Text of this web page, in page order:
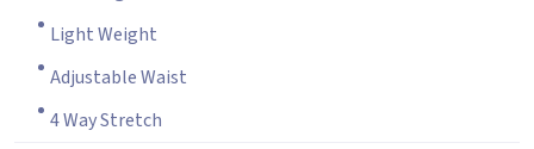
Light Weight
Adjustable Waist
4 Way Stretch